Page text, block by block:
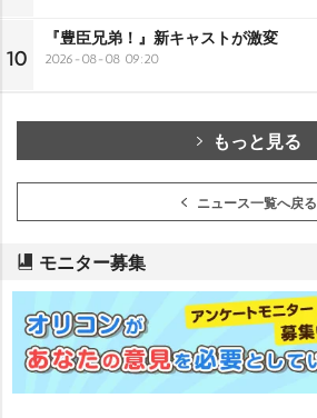
10
『豊臣兄弟！』新キャストが激変
2026-08-08 09:20
もっと見る
ニュース一覧へ戻る
モニター募集